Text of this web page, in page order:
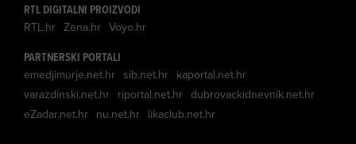
RTL DIGITALNI PROIZVODI
RTL.hr Zena.hr Voyo.hr
PARTNERSKI PORTALI
emedjimurje.net.hr sib.net.hr kaportal.net.hr
varazdinski.net.hr riportal.net.hr dubrovackidnevnik.net.hr
eZadar.net.hr nu.net.hr likaclub.net.hr